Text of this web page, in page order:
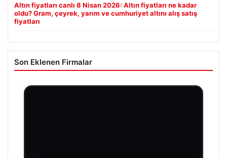
Altın fiyatları canlı 8 Nisan 2026: Altın fiyatları ne kadar
oldu? Gram, çeyrek, yarım ve cumhuriyet altını alış satış
fiyatları
Son Eklenen Firmalar